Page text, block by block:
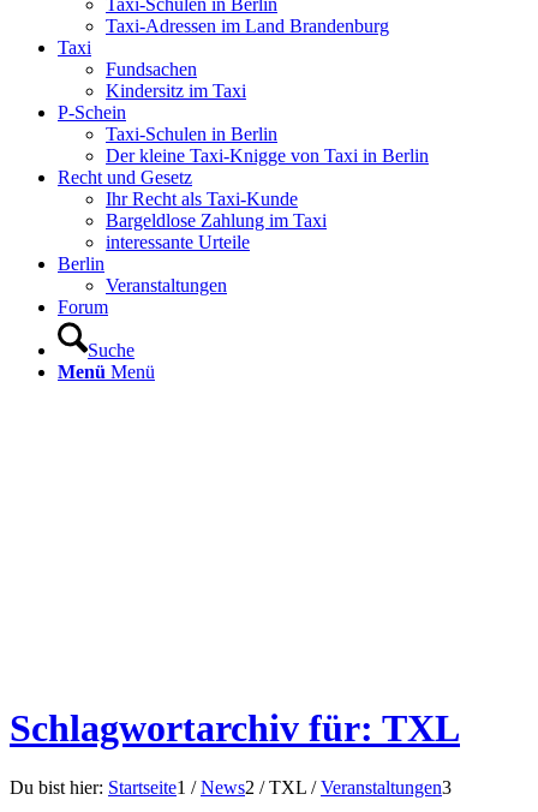
Taxi-Schulen in Berlin
Taxi-Adressen im Land Brandenburg
Taxi
Fundsachen
Kindersitz im Taxi
P-Schein
Taxi-Schulen in Berlin
Der kleine Taxi-Knigge von Taxi in Berlin
Recht und Gesetz
Ihr Recht als Taxi-Kunde
Bargeldlose Zahlung im Taxi
interessante Urteile
Berlin
Veranstaltungen
Forum
Suche
Menü Menü
Schlagwortarchiv für: TXL
Du bist hier: Startseite1 / News2 / TXL / Veranstaltungen3